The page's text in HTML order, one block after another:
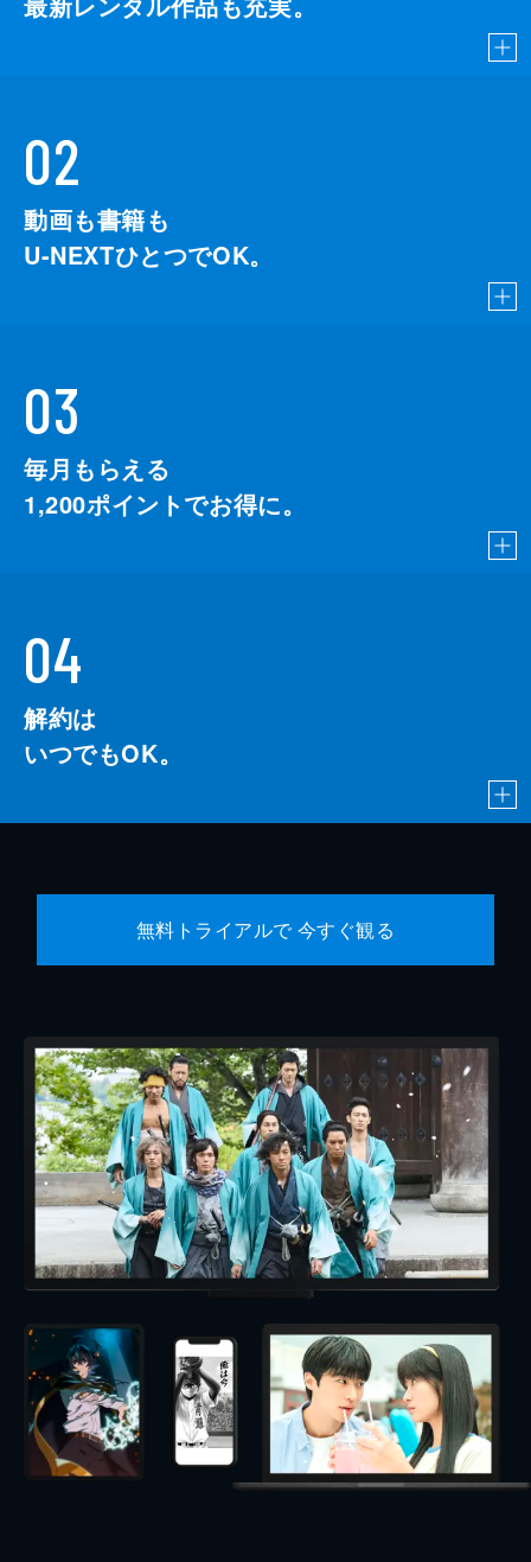
02
動画も書籍も
U-NEXTひとつでOK。
03
毎月もらえる
1,200ポイントでお得に。
04
解約は
いつでもOK。
無料トライアルで 今すぐ観る